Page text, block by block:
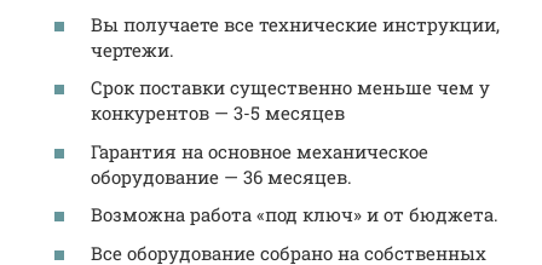
Вы получаете все технические инструкции,
чертежи.
Срок поставки существенно меньше чем у
конкурентов — 3-5 месяцев
Гарантия на основное механическое
оборудование — 36 месяцев.
Возможна работа «под ключ» и от бюджета.
Все оборудование собрано на собственных